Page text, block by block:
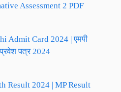
Assessment 2 PDF
Admit Card 2024 | एमपी
पत्र 2024
Result 2024 | MP Result